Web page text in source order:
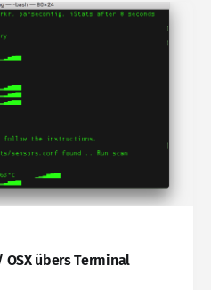
OSX übers Terminal